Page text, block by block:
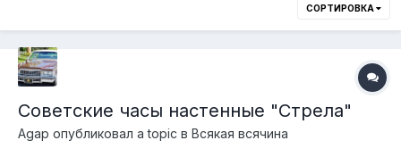
СОРТИРОВКА
Советские часы настенные "Стрела"
Agap опубликовал a topic в Всякая всячина